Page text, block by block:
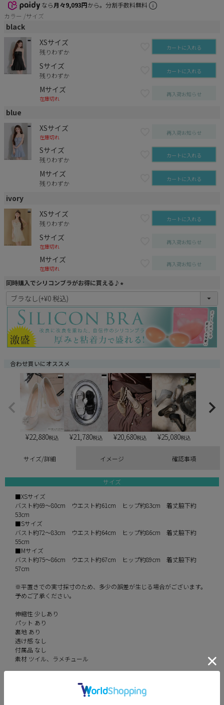
なら月々9,093円から。分割手数料無料
カラー
サイズ
black
XSサイズ
残りわずか カートに入れる
Sサイズ
残りわずか カートに入れる
Mサイズ
在庫切れ
再入荷お知らせ
blue
XSサイズ
在庫切れ
再入荷お知らせ
Sサイズ
残りわずか カートに入れる
Mサイズ
残りわずか カートに入れる
ivory
XSサイズ
残りわずか カートに入れる
Sサイズ
在庫切れ
再入荷お知らせ
Mサイズ
在庫切れ
再入荷お知らせ
同時購入でシリコンブラがお得に買える♪
(
須
)
合わせ買いにオススメ
¥22,880税込 ¥21,780税込 ¥20,680税込 ¥25,080税込
サイズ/詳細 イメージ 確認事項
サイズ
■XSサイズ
バスト約69～80cm ウエスト約61cm ヒップ約83cm 着丈脇下約
53cm
■Sサイズ
バスト約72～83cm ウエスト約64cm ヒップ約86cm 着丈脇下約
55cm
■Mサイズ
バスト約75～86cm ウエスト約67cm ヒップ約89cm 着丈脇下約
57cm
※平置きでの実寸採寸のため、多少の誤差が生じる場合がございます。
予めご了承ください。
伸縮性 少しあり
パット あり
裏地 あり
透け感 なし
付属品 なし
素材 ツイル、ラメチュール